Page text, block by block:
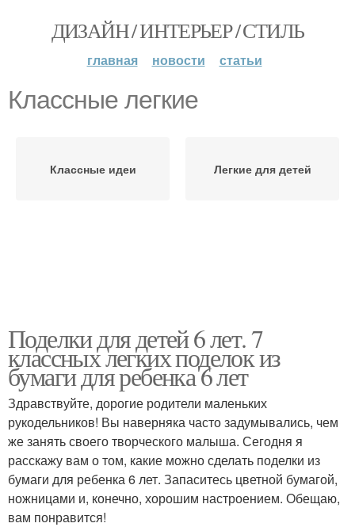
ДИЗАЙН / ИНТЕРЬЕР / СТИЛЬ
главная новости статьи
Классные легкие
Классные идеи Легкие для детей
Поделки для детей 6 лет. 7
классных легких поделок из
бумаги для ребенка 6 лет
Здравствуйте, дорогие родители маленьких
рукодельников! Вы наверняка часто задумывались, чем
же занять своего творческого малыша. Сегодня я
расскажу вам о том, какие можно сделать поделки из
бумаги для ребенка 6 лет. Запаситесь цветной бумагой,
ножницами и, конечно, хорошим настроением. Обещаю,
вам понравится!